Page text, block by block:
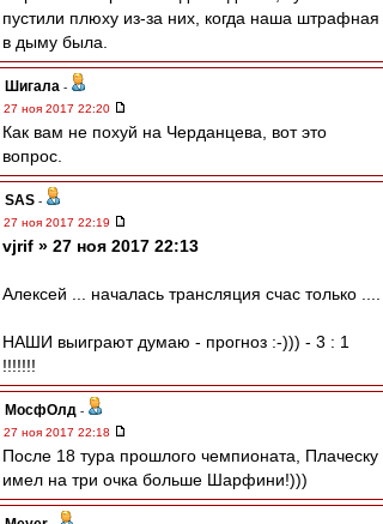
пустили плюху из-за них, когда наша штрафная
в дыму была.
Шигала -
27 ноя 2017 22:20
Как вам не похуй на Черданцева, вот это
вопрос.
SAS -
27 ноя 2017 22:19
vjrif » 27 ноя 2017 22:13
Алексей ... началась трансляция счас только ....
НАШИ выиграют думаю - прогноз :-))) - 3 : 1
!!!!!!!
МосфОлд -
27 ноя 2017 22:18
После 18 тура прошлого чемпионата, Плаческу
имел на три очка больше Шарфини!)))